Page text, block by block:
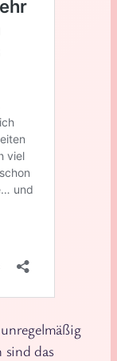
sind das